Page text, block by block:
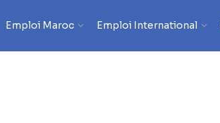
Emploi Maroc Emploi International